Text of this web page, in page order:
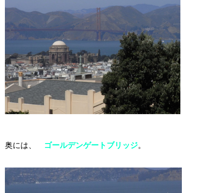
奥には、 ゴールデンゲートブリッジ。